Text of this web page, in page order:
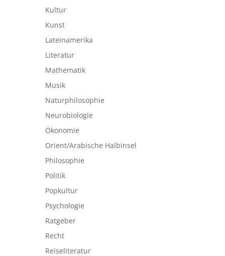
Kultur
Kunst
Lateinamerika
Literatur
Mathematik
Musik
Naturphilosophie
Neurobiologie
Ökonomie
Orient/Arabische Halbinsel
Philosophie
Politik
Popkultur
Psychologie
Ratgeber
Recht
Reiseliteratur